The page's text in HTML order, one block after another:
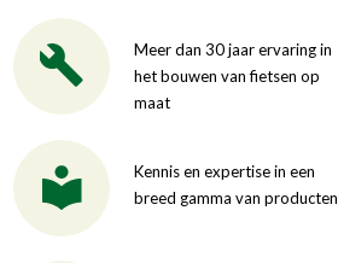
Meer dan 30 jaar ervaring in
het bouwen van fietsen op
maat
Kennis en expertise in een
breed gamma van producten